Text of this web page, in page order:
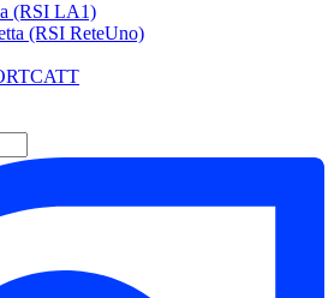
(RSI LA1)
(RSI ReteUno)